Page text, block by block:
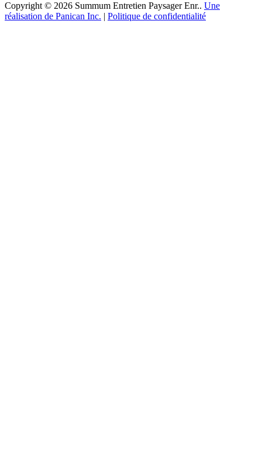
Copyright © 2026 Summum Entretien Paysager Enr.. Une
réalisation de Panican Inc. | Politique de confidentialité